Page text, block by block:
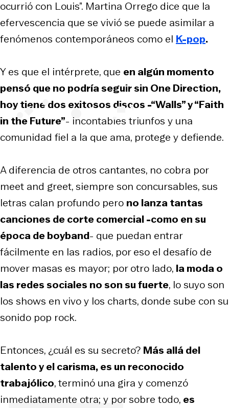
ocurrió con Louis”. Martina Orrego dice que la
efervescencia que se vivió se puede asimilar a
fenómenos contemporáneos como el K-pop.
Y es que el intérprete, que en algún momento
pensó que no podría seguir sin One Direction,
hoy tiene dos exitosos discos -“Walls” y “Faith
in the Future”- incontables triunfos y una
comunidad fiel a la que ama, protege y defiende.
A diferencia de otros cantantes, no cobra por
meet and greet, siempre son concursables, sus
letras calan profundo pero no lanza tantas
canciones de corte comercial -como en su
época de boyband- que puedan entrar
fácilmente en las radios, por eso el desafío de
mover masas es mayor; por otro lado, la moda o
las redes sociales no son su fuerte, lo suyo son
los shows en vivo y los charts, donde sube con su
sonido pop rock.
Entonces, ¿cuál es su secreto? Más allá del
talento y el carisma, es un reconocido
trabajólico, terminó una gira y comenzó
inmediatamente otra; y por sobre todo, es